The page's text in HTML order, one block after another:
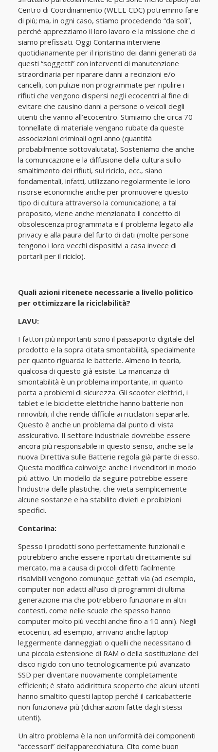
Centro di Coordinamento (WEEE CDC) potremmo fare
di più; ma, in ogni caso, stiamo procedendo “da soli”,
perché apprezziamo il loro lavoro e la missione che ci
siamo prefissati. Oggi Contarina interviene
quotidianamente per il ripristino dei danni generati da
questi “soggetti” con interventi di manutenzione
straordinaria per riparare danni a recinzioni e/o
cancelli, con pulizie non programmate per ripulire i
rifiuti che vengono dispersi negli ecocentri al fine di
evitare che causino danni a persone o veicoli degli
utenti che vanno all’ecocentro. Stimiamo che circa 70
tonnellate di materiale vengano rubate da queste
associazioni criminali ogni anno (quantità
probabilmente sottovalutata). Sosteniamo che anche
la comunicazione e la diffusione della cultura sullo
smaltimento dei rifiuti, sul riciclo, ecc., siano
fondamentali, infatti, utilizzano regolarmente le loro
risorse economiche anche per promuovere questo
tipo di cultura attraverso la comunicazione; a tal
proposito, viene anche menzionato il concetto di
obsolescenza programmata e il problema legato alla
privacy e alla paura del furto di dati (molte persone
tengono i loro vecchi dispositivi a casa invece di
portarli per il riciclo).
Quali azioni ritenete necessarie a livello politico
per ottimizzare la riciclabilità?
LAVU:
I fattori più importanti sono il passaporto digitale del
prodotto e la sopra citata smontabilità, specialmente
per quanto riguarda le batterie. Almeno in teoria,
qualcosa di questo già esiste. La mancanza di
smontabilità è un problema importante, in quanto
porta a problemi di sicurezza. Gli scooter elettrici, i
tablet e le biciclette elettriche hanno batterie non
rimovibili, il che rende difficile ai riciclatori separarle.
Questo è anche un problema dal punto di vista
assicurativo. Il settore industriale dovrebbe essere
ancora più responsabile in questo senso, anche se la
nuova Direttiva sulle Batterie regola già parte di esso.
Questa modifica coinvolge anche i rivenditori in modo
più attivo. Un modello da seguire potrebbe essere
l’industria delle plastiche, che vieta semplicemente
alcune sostanze e ha stabilito divieti e proibizioni
specifici.
Contarina:
Spesso i prodotti sono perfettamente funzionali e
potrebbero anche essere riportati direttamente sul
mercato, ma a causa di piccoli difetti facilmente
risolvibili vengono comunque gettati via (ad esempio,
computer non adatti all’uso di programmi di ultima
generazione ma che potrebbero funzionare in altri
contesti, come nelle scuole che spesso hanno
computer molto più vecchi anche fino a 10 anni). Negli
ecocentri, ad esempio, arrivano anche laptop
leggermente danneggiati o quelli che necessitano di
una piccola estensione di RAM o della sostituzione del
disco rigido con uno tecnologicamente più avanzato
SSD per diventare nuovamente completamente
efficienti; è stato addirittura scoperto che alcuni utenti
hanno smaltito questi laptop perché il caricabatterie
non funzionava più (dichiarazioni fatte dagli stessi
utenti).
Un altro problema è la non uniformità dei componenti
“accessori” dell’apparecchiatura. Cito come buon